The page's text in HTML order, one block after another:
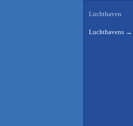
Luchthaven
Luchthavens →